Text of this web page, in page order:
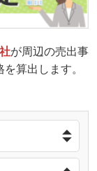
が周辺の売出事
算出します。